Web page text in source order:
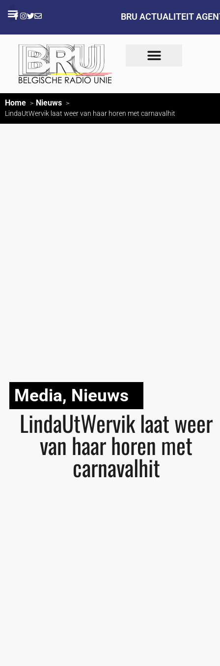
BRU ACTUALITEIT
Home Nieuws
LindaUtWervik laat weer van haar horen met carnavalhit
Media, Nieuws
LindaUtWervik laat weer
van haar horen met
carnavalhit